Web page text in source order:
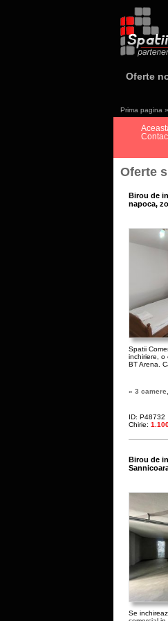
Oferte
Prima pagina »
Oferte
Birou de
napoca,
Spatii
inchiriere, o
BT Arena.
» 3
ID: P48732
Chirie:
Birou de
Se